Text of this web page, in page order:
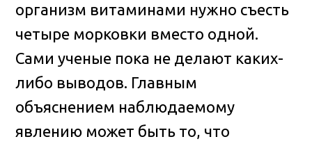
организм витаминами нужно съесть
четыре морковки вместо одной.
Сами ученые пока не делают каких-
либо выводов. Главным
объяснением наблюдаемому
явлению может быть то, что